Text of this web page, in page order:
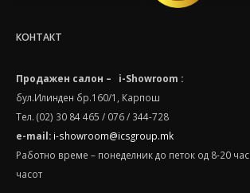
КОНТАКТ
Продажен салон – i-Showroom :
бул.Илинден бр.160/1, Карпош
Тел. (02) 30 84 465 / 076 / 344-728
e-mail: i-showroom@icsgroup.mk
Работно време – понеделник до петок од 8-20
часот